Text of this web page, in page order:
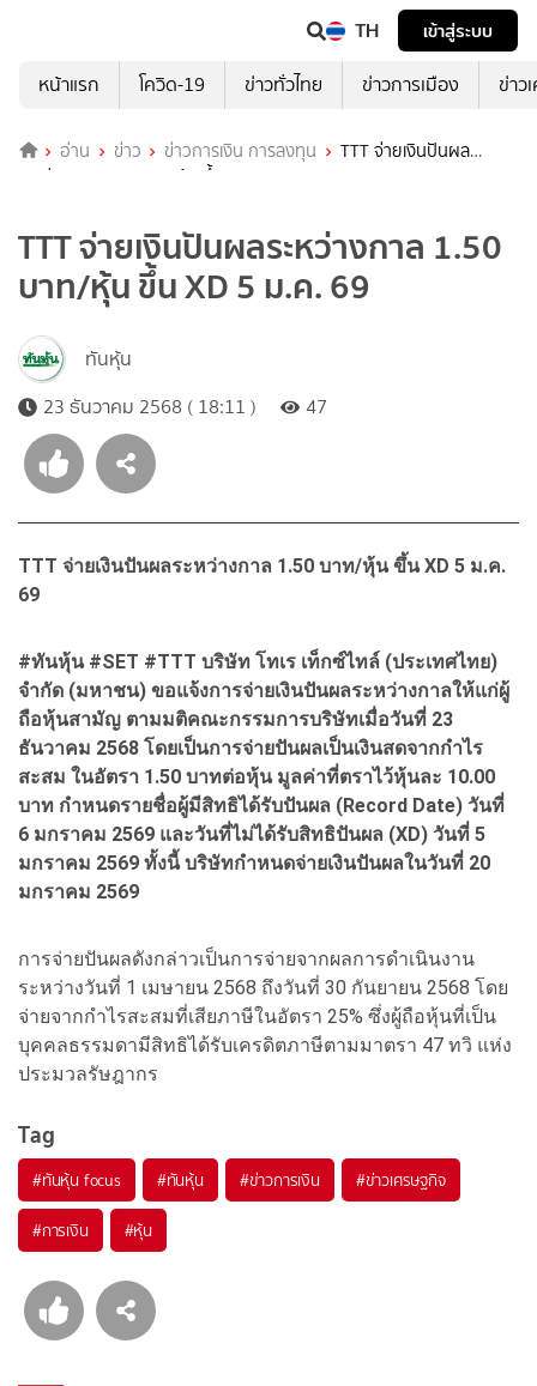
TH
เข้าสู่ระบบ
หน้าแรก
โควิด-19 ข่าวทั่วไทย ข่าวการเมือง ข่าว
อ่าน ข่าว ข่าวการเงิน การลงทุน
TTT จ่ายเงินปันผล
ระหว่างกาล 1.50 บาท/หุ้น ขึ้น XD 5 ม.ค. 69
TTT จ่ายเงินปันผลระหว่างกาล 1.50
บาท/หุ้น ขึ้น XD 5 ม.ค. 69
ทันหุ้น
23 ธันวาคม 2568 ( 18:11 )
47
TTT จ่ายเงินปันผลระหว่างกาล 1.50 บาท/หุ้น ขึ้น XD 5 ม.ค.
69
#ทันหุ้น #SET #TTT บริษัท โทเร เท็กซ์ไทล์ (ประเทศไทย)
จำกัด (มหาชน) ขอแจ้งการจ่ายเงินปันผลระหว่างกาลให้แก่ผู้
ถือหุ้นสามัญ ตามมติคณะกรรมการบริษัทเมื่อวันที่ 23
ธันวาคม 2568 โดยเป็นการจ่ายปันผลเป็นเงินสดจากกำไร
สะสม ในอัตรา 1.50 บาทต่อหุ้น มูลค่าที่ตราไว้หุ้นละ 10.00
บาท กำหนดรายชื่อผู้มีสิทธิได้รับปันผล (Record Date) วันที่
6 มกราคม 2569 และวันที่ไม่ได้รับสิทธิปันผล (XD) วันที่ 5
มกราคม 2569 ทั้งนี้ บริษัทกำหนดจ่ายเงินปันผลในวันที่ 20
มกราคม 2569
การจ่ายปันผลดังกล่าวเป็นการจ่ายจากผลการดำเนินงาน
ระหว่างวันที่ 1 เมษายน 2568 ถึงวันที่ 30 กันยายน 2568 โดย
จ่ายจากกำไรสะสมที่เสียภาษีในอัตรา 25% ซึ่งผู้ถือหุ้นที่เป็น
บุคคลธรรมดามีสิทธิได้รับเครดิตภาษีตามมาตรา 47 ทวิ แห่ง
ประมวลรัษฎากร
Tag
#ทันหุ้น focus #ทันหุ้น #ข่าวการเงิน #ข่าวเศรษฐกิจ
#การเงิน #หุ้น